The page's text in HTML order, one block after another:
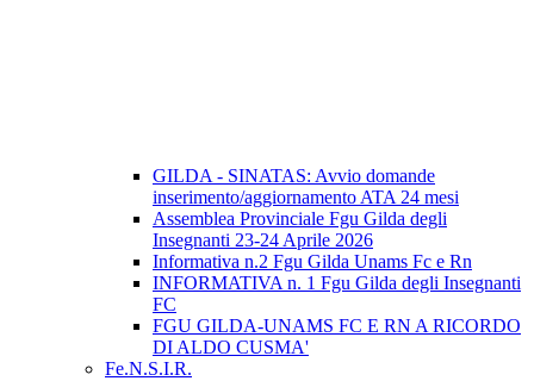
GILDA - SINATAS: Avvio domande
inserimento/aggiornamento ATA 24 mesi
Assemblea Provinciale Fgu Gilda degli
Insegnanti 23-24 Aprile 2026
Informativa n.2 Fgu Gilda Unams Fc e Rn
INFORMATIVA n. 1 Fgu Gilda degli Insegnanti
FC
FGU GILDA-UNAMS FC E RN A RICORDO
DI ALDO CUSMA'
Fe.N.S.I.R.